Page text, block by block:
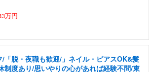
万円
「脱・夜職も歓迎/」ネイル・ピアスOK&髪
制度あり/思いやりの心があれば経験不問/東